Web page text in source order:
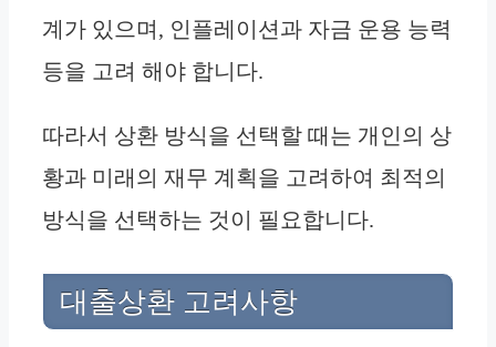
계가 있으며, 인플레이션과 자금 운용 능력
등을 고려 해야 합니다.
따라서 상환 방식을 선택할 때는 개인의 상
황과 미래의 재무 계획을 고려하여 최적의
방식을 선택하는 것이 필요합니다.
대출상환 고려사항